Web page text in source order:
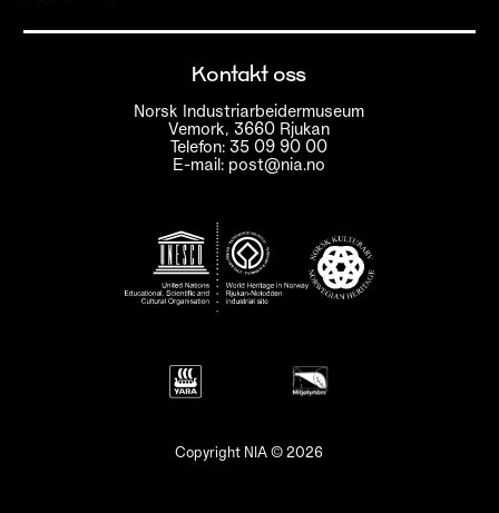
Kontakt oss
Norsk Industriarbeidermuseum
Vemork, 3660 Rjukan
Telefon: 35 09 90 00
E-mail: post@nia.no
Copyright NIA © 2026